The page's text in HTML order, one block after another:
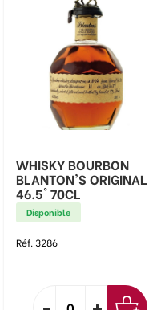
WHISKY BOURBON
BLANTON'S ORIGINAL
46.5° 70CL
Disponible
Réf. 3286